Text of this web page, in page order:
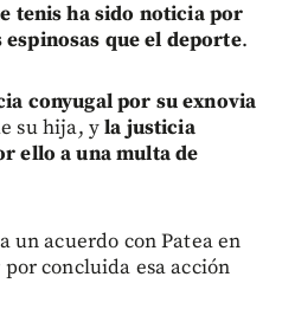
tenis ha sido noticia por
que el deporte.
conyugal por su exnovia
su hija, yla justicia
ello a una multa de
un acuerdo con Patea en
concluida esa acción